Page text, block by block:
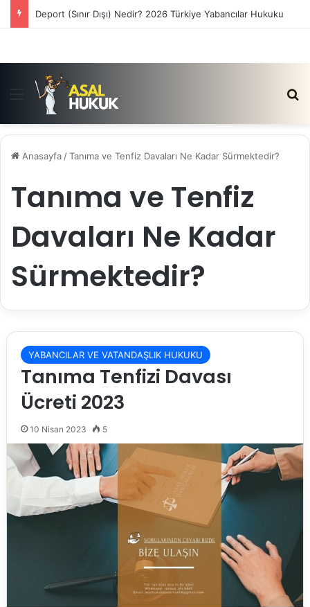
Deport (Sınır Dışı) Nedir? 2026 Türkiye Yabancılar Hukuku
Menü
Anasayfa /Tanıma ve Tenfiz Davaları Ne Kadar Sürmektedir?
Tanıma ve Tenfiz
Davaları Ne Kadar
Sürmektedir?
YABANCILAR VE VATANDAŞLIK HUKUKU
Tanıma Tenfizi Davası
Ücreti 2023
10 Nisan 2023 5